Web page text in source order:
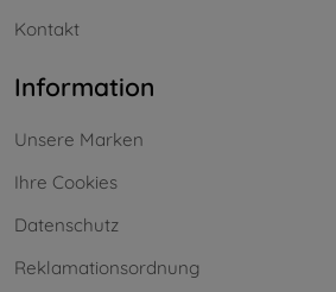
Kontakt
Information
Unsere Marken
Ihre Cookies
Datenschutz
Reklamationsordnung